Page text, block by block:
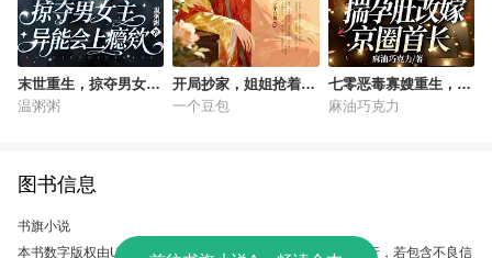
末世重生，掠夺男女主
异能会上瘾欸
温粥粥
开局抄家，姐姐抢着去
流放
一个豆包
七零恶毒寡嫂重生，揣
孕肚改嫁京圈首长
麻油巧克力
图书信息
书旗小说
本书数字版权由UC故事会提供，授权本软件使用、制作、发行，若包含不良信